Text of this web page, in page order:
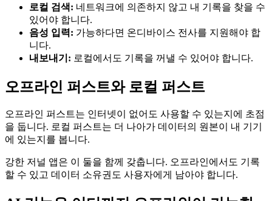
로컬 검색: 네트워크에 의존하지 않고 내 기록을 찾을 수
있어야 합니다.
음성 입력: 가능하다면 온디바이스 전사를 지원해야 합
니다.
내보내기: 로컬에서도 기록을 꺼낼 수 있어야 합니다.
오프라인 퍼스트와 로컬 퍼스트
오프라인 퍼스트는 인터넷이 없어도 사용할 수 있는지에 초점
을 둡니다. 로컬 퍼스트는 더 나아가 데이터의 원본이 내 기기
에 있는지를 봅니다.
강한 저널 앱은 이 둘을 함께 갖춥니다. 오프라인에서도 기록
할 수 있고 데이터 소유권도 사용자에게 남아야 합니다.